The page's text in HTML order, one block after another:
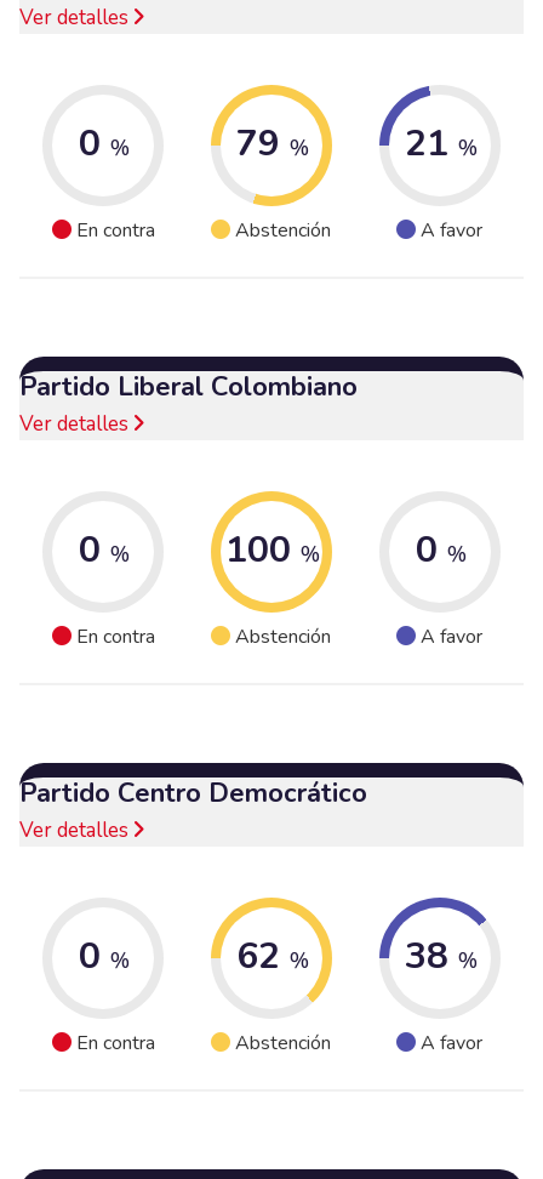
Ver detalles
0 %
En contra
79 %
Abstención
21 %
A favor
Partido Liberal Colombiano
Ver detalles
0 %
En contra
100 %
Abstención
0 %
A favor
Partido Centro Democrático
Ver detalles
0 %
En contra
62 %
Abstención
38 %
A favor